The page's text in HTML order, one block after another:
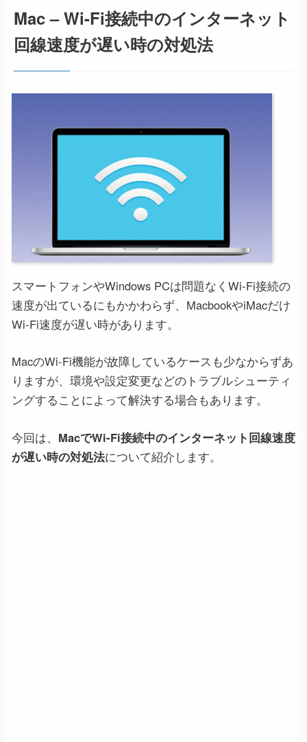
Mac – Wi-Fi接続中のインターネット
回線速度が遅い時の対処法
スマートフォンやWindows PCは問題なくWi-Fi接続の
速度が出ているにもかかわらず、MacbookやiMacだけ
Wi-Fi速度が遅い時があります。
MacのWi-Fi機能が故障しているケースも少なからずあ
りますが、環境や設定変更などのトラブルシューティ
ングすることによって解決する場合もあります。
今回は、 MacでWi-Fi接続中のインターネット回線速度
が遅い時の対処法について紹介します。